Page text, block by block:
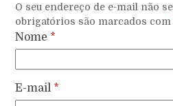
O seu endereço de e-mail não
obrigatórios são marcados com
Nome *
E-mail *